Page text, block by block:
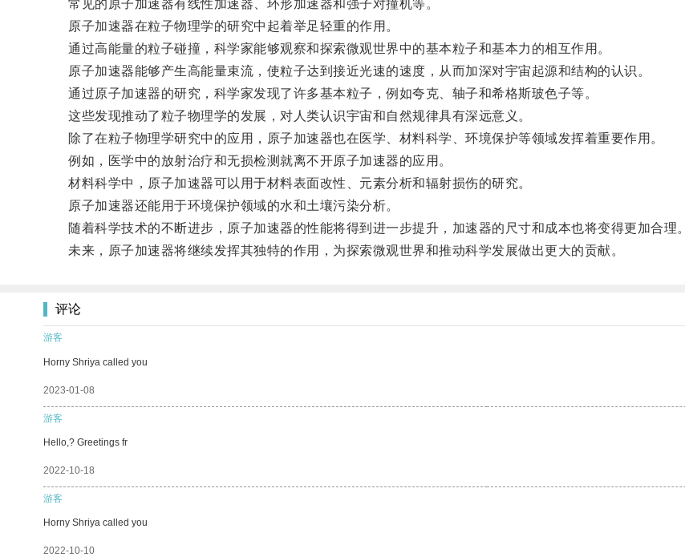
常见的原子加速器有线性加速器、环形加速器和强子对撞机等。
原子加速器在粒子物理学的研究中起着举足轻重的作用。
通过高能量的粒子碰撞，科学家能够观察和探索微观世界中的基本粒子和基本力的相互作用。
原子加速器能够产生高能量束流，使粒子达到接近光速的速度，从而加深对宇宙起源和结构的认识。
通过原子加速器的研究，科学家发现了许多基本粒子，例如夸克、轴子和希格斯玻色子等。
这些发现推动了粒子物理学的发展，对人类认识宇宙和自然规律具有深远意义。
除了在粒子物理学研究中的应用，原子加速器也在医学、材料科学、环境保护等领域发挥着重要作用。
例如，医学中的放射治疗和无损检测就离不开原子加速器的应用。
材料科学中，原子加速器可以用于材料表面改性、元素分析和辐射损伤的研究。
原子加速器还能用于环境保护领域的水和土壤污染分析。
随着科学技术的不断进步，原子加速器的性能将得到进一步提升，加速器的尺寸和成本也将变得更加合理。
未来，原子加速器将继续发挥其独特的作用，为探索微观世界和推动科学发展做出更大的贡献。
评论
游客
Horny Shriya called you
2023-01-08
游客
Hello,? Greetings fr
2022-10-18
游客
Horny Shriya called you
2022-10-10